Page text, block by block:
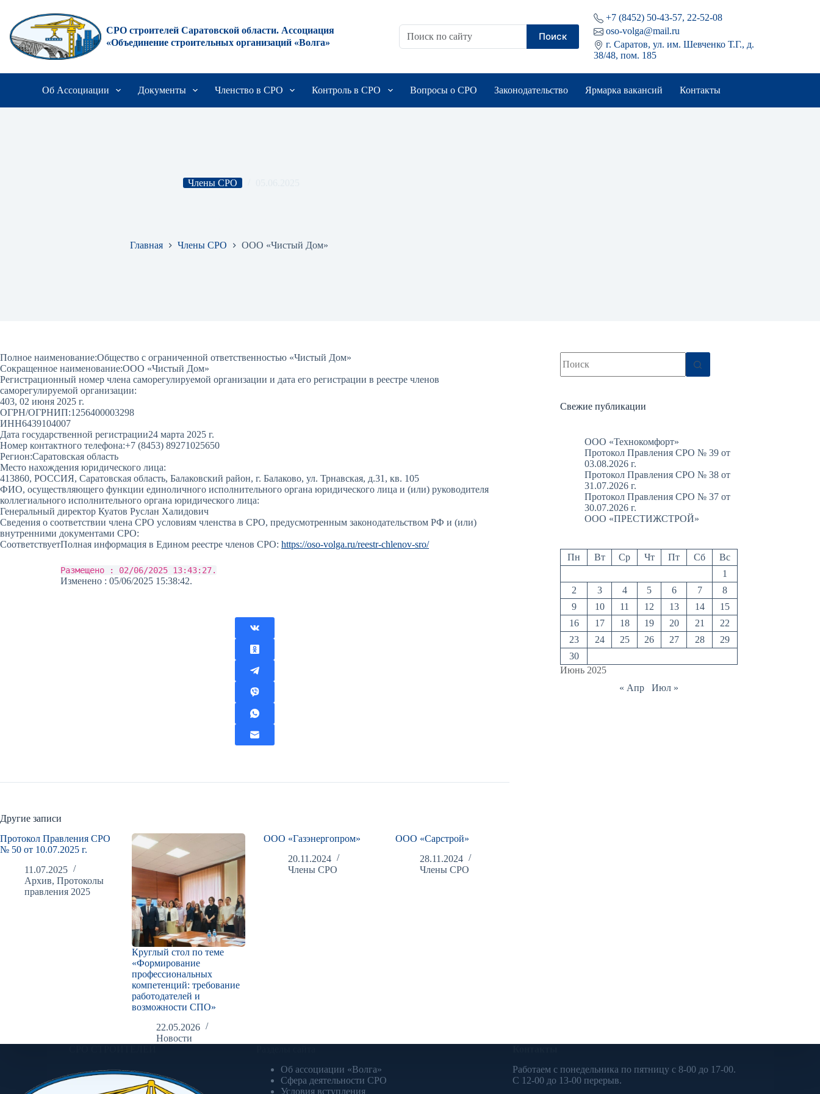
сути
СРО строителей Саратовской области. Ассоциация
«Объединение строительных организаций «Волга»
Поиск
+7 (8452) 50-43-57, 22-52-08
oso-volga@mail.ru
г. Саратов, ул. им. Шевченко Т.Г., д.
38/48, пом. 185
Об Ассоциации Документы Членство в СРО Контроль в СРО Вопросы о СРО Законодательство Ярмарка вакансий Контакты
Члены СРО
Главная Члены СРО ООО «Чистый Дом»
Полное наименование:Общество с ограниченной ответственностью «Чистый Дом»
Сокращенное наименование:ООО «Чистый Дом»
Регистрационный номер члена саморегулируемой организации и дата его регистрации в реестре членов
саморегулируемой организации:
403, 02 июня 2025 г.
ОГРН/ОГРНИП:1256400003298
ИНН6439104007
Дата государственной регистрации24 марта 2025 г.
Номер контактного телефона:+7 (8453) 89271025650
Регион:Саратовская область
Место нахождения юридического лица:
413860, РОССИЯ, Саратовская область, Балаковский район, г. Балаково, ул. Трнавская, д.31, кв. 105
ФИО, осуществляющего функции единоличного исполнительного органа юридического лица и (или) руководителя
коллегиального исполнительного органа юридического лица:
Генеральный директор Куатов Руслан Халидович
Сведения о соответствии члена СРО условиям членства в СРО, предусмотренным законодательством РФ и (или)
внутренними документами СРО:
СоответствуетПолная информация в Едином реестре членов СРО: https://oso-volga.ru/reestr-chlenov-sro/
Размещено : 02/06/2025 13:43:27.
Изменено : 05/06/2025 15:38:42.
Другие записи
Протокол Правления СРО
№ 50 от 10.07.2025 г.
11.07.2025
Архив, Протоколы
правления 2025
Круглый стол по теме
«Формирование
профессиональных
компетенций: требование
работодателей и
возможности СПО»
22.05.2026
Новости
ООО «Газэнергопром»
20.11.2024
Члены СРО
ООО «Сарстрой»
28.11.2024
Члены СРО
не
найдено
Свежие публикации
ООО «Технокомфорт»
Протокол Правления СРО № 39 от
03.08.2026 г.
Протокол Правления СРО № 38 от
31.07.2026 г.
Протокол Правления СРО № 37 от
30.07.2026 г.
ООО «ПРЕСТИЖСТРОЙ»
Июнь 2025
Пн Вт Ср Чт Пт Сб
Вс
1
2
3 4 5 6 7
8
9
10 11 12 13 14
15
16
17 18 19 20 21
22
23
24 25 26 27 28
29
30
« Апр Июл »
Об ассоциации «Волга»
Сфера деятельности СРО
Условия вступления
Работаем с понедельника по пятницу с 8-00 до 17-00.
С 12-00 до 13-00 перерыв.